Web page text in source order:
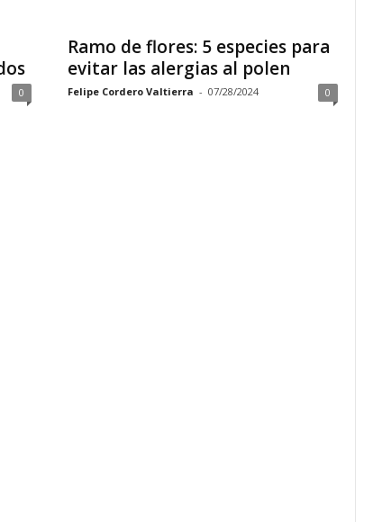
0
Ramo de flores: 5 especies para
evitar las alergias al polen
Felipe Cordero Valtierra - 07/28/2024 0